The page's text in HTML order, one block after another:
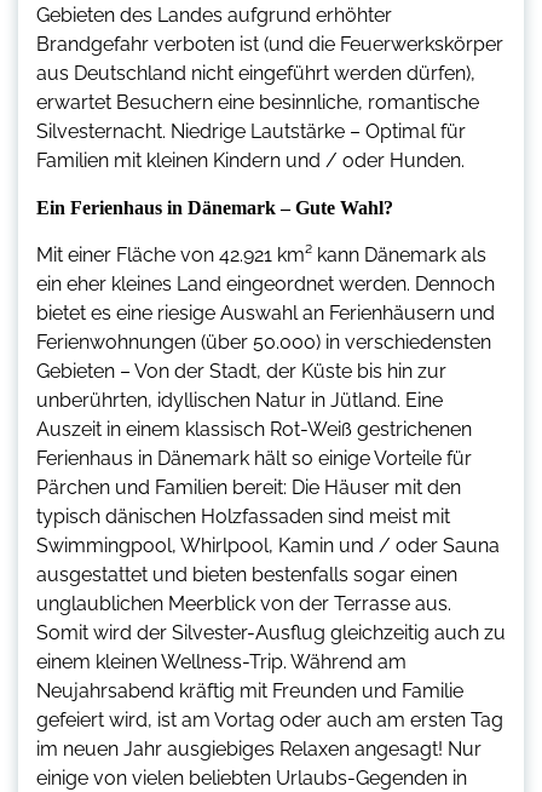
Gebieten des Landes aufgrund erhöhter
Brandgefahr verboten ist (und die Feuerwerkskörper
aus Deutschland nicht eingeführt werden dürfen),
erwartet Besuchern eine besinnliche, romantische
Silvesternacht. Niedrige Lautstärke – Optimal für
Familien mit kleinen Kindern und / oder Hunden.
Ein Ferienhaus in Dänemark – Gute Wahl?
Mit einer Fläche von 42.921 km² kann Dänemark als
ein eher kleines Land eingeordnet werden. Dennoch
bietet es eine riesige Auswahl an Ferienhäusern und
Ferienwohnungen (über 50.000) in verschiedensten
Gebieten – Von der Stadt, der Küste bis hin zur
unberührten, idyllischen Natur in Jütland. Eine
Auszeit in einem klassisch Rot-Weiß gestrichenen
Ferienhaus in Dänemark hält so einige Vorteile für
Pärchen und Familien bereit: Die Häuser mit den
typisch dänischen Holzfassaden sind meist mit
Swimmingpool, Whirlpool, Kamin und / oder Sauna
ausgestattet und bieten bestenfalls sogar einen
unglaublichen Meerblick von der Terrasse aus.
Somit wird der Silvester-Ausflug gleichzeitig auch zu
einem kleinen Wellness-Trip. Während am
Neujahrsabend kräftig mit Freunden und Familie
gefeiert wird, ist am Vortag oder auch am ersten Tag
im neuen Jahr ausgiebiges Relaxen angesagt! Nur
einige von vielen beliebten Urlaubs-Gegenden in